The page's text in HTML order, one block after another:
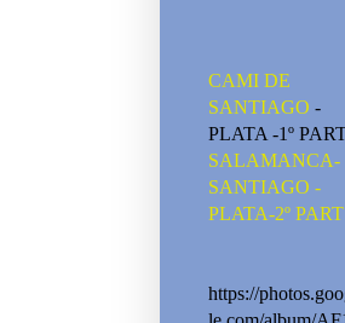
CAMI DE
SANTIAGO -
PLATA -1º
SALAMANCA-
SANTIAGO -
PLATA-2º PART
https://